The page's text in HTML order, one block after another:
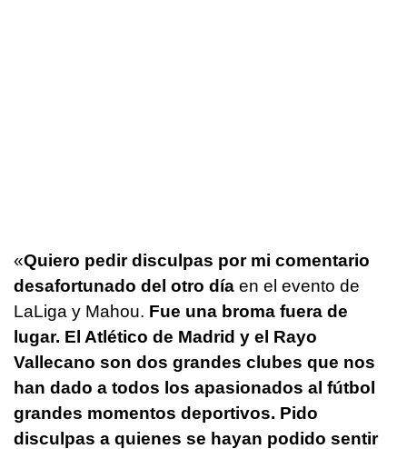
«Quiero pedir disculpas por mi comentario
desafortunado del otro día en el evento de
LaLiga y Mahou. Fue una broma fuera de
lugar. El Atlético de Madrid y el Rayo
Vallecano son dos grandes clubes que nos
han dado a todos los apasionados al fútbol
grandes momentos deportivos. Pido
disculpas a quienes se hayan podido sentir